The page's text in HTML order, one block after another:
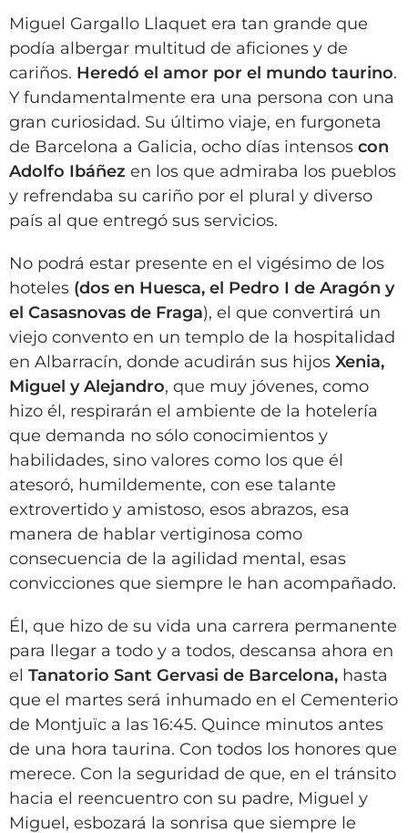
Miguel Gargallo Llaquet era tan grande que
podía albergar multitud de aficiones y de
cariños. Heredó el amor por el mundo taurino.
Y fundamentalmente era una persona con una
gran curiosidad. Su último viaje, en furgoneta
de Barcelona a Galicia, ocho días intensos con
Adolfo Ibáñez en los que admiraba los pueblos
y refrendaba su cariño por el plural y diverso
país al que entregó sus servicios.
No podrá estar presente en el vigésimo de los
hoteles (dos en Huesca, el Pedro I de Aragón y
el Casasnovas de Fraga), el que convertirá un
viejo convento en un templo de la hospitalidad
en Albarracín, donde acudirán sus hijos Xenia,
Miguel y Alejandro, que muy jóvenes, como
hizo él, respirarán el ambiente de la hotelería
que demanda no sólo conocimientos y
habilidades, sino valores como los que él
atesoró, humildemente, con ese talante
extrovertido y amistoso, esos abrazos, esa
manera de hablar vertiginosa como
consecuencia de la agilidad mental, esas
convicciones que siempre le han acompañado.
Él, que hizo de su vida una carrera permanente
para llegar a todo y a todos, descansa ahora en
el Tanatorio Sant Gervasi de Barcelona, hasta
que el martes será inhumado en el Cementerio
de Montjuïc a las 16:45. Quince minutos antes
de una hora taurina. Con todos los honores que
merece. Con la seguridad de que, en el tránsito
hacia el reencuentro con su padre, Miguel y
Miguel, esbozará la sonrisa que siempre le